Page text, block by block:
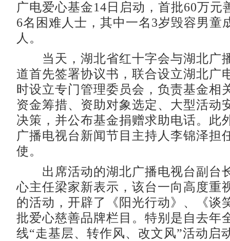
广电爱心基金14日启动，首批60万元
6名困难人士，其中一名3岁毁容男童
人。
当天，湖北省红十字会与湖北广
道首先签署协议书，联合设立湖北广
时设立专门管理委员会，负责基金相
资金筹措、资助对象选定、大型活动
决策，并公布基金捐赠求助电话。此
广播电视台新闻节目主持人李锦泽担
使。
出席活动的湖北广播电视台副台
心主任梁家新表示，该台一向高度重
的活动，开辟了《阳光行动》、《谈
批爱心慈善品牌栏目。特别是自去年
线“走基层、转作风、改文风”活动启